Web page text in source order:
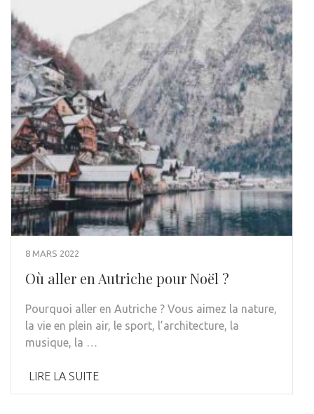
8 MARS 2022
Où aller en Autriche pour Noël ?
Pourquoi aller en Autriche ? Vous aimez la nature,
la vie en plein air, le sport, l’architecture, la
musique, la …
LIRE LA SUITE